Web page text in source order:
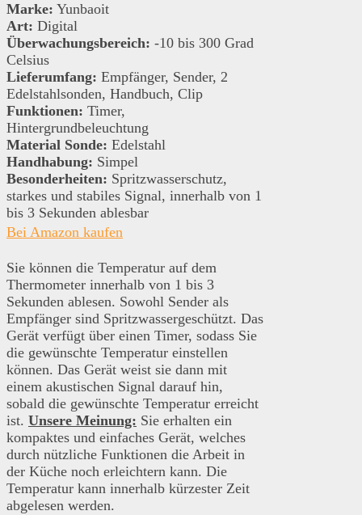
Marke: Yunbaoit
Art: Digital
Überwachungsbereich: -10 bis 300 Grad
Celsius
Lieferumfang: Empfänger, Sender, 2
Edelstahlsonden, Handbuch, Clip
Funktionen: Timer,
Hintergrundbeleuchtung
Material Sonde: Edelstahl
Handhabung: Simpel
Besonderheiten: Spritzwasserschutz,
starkes und stabiles Signal, innerhalb von 1
bis 3 Sekunden ablesbar
Bei Amazon kaufen
Sie können die Temperatur auf dem
Thermometer innerhalb von 1 bis 3
Sekunden ablesen. Sowohl Sender als
Empfänger sind Spritzwassergeschützt. Das
Gerät verfügt über einen Timer, sodass Sie
die gewünschte Temperatur einstellen
können. Das Gerät weist sie dann mit
einem akustischen Signal darauf hin,
sobald die gewünschte Temperatur erreicht
ist. Unsere Meinung: Sie erhalten ein
kompaktes und einfaches Gerät, welches
durch nützliche Funktionen die Arbeit in
der Küche noch erleichtern kann. Die
Temperatur kann innerhalb kürzester Zeit
abgelesen werden.